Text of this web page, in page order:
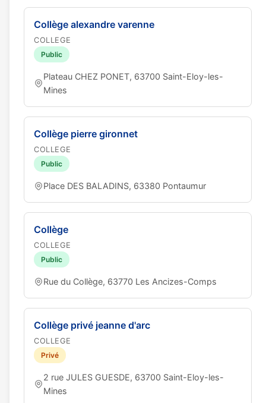
Collège alexandre varenne
COLLEGE
Public
Plateau CHEZ PONET, 63700 Saint-Eloy-les-
Mines
Collège pierre gironnet
COLLEGE
Public
Place DES BALADINS, 63380 Pontaumur
Collège
COLLEGE
Public
Rue du Collège, 63770 Les Ancizes-Comps
Collège privé jeanne d'arc
COLLEGE
Privé
2 rue JULES GUESDE, 63700 Saint-Eloy-les-
Mines